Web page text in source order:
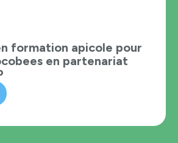
formation apicole pour
en partenariat